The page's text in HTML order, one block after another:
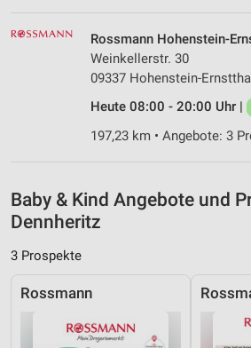
Rossmann Hohenstein-
Weinkellerstr. 30
09337 Hohenstein-Ernstthal
Heute 08:00 - 20:00 Uhr |
197,23 km • Angebote: 3
Baby & Kind Angebote und
Dennheritz
3 Prospekte
Rossmann
Entwicklung und Verbesserung der
Verwendung reduzierter Daten zur
Informationen identifizieren
Nicht-IAB-Verarbeitungszwecke:
Notwendig
Performance
Funktional